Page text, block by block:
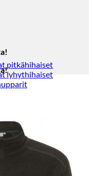
pitkähihaiset
lyhythihaiset